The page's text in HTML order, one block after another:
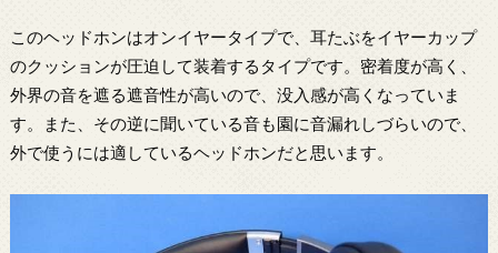
このヘッドホンはオンイヤータイプで、耳たぶをイヤーカップ
のクッションが圧迫して装着するタイプです。密着度が高く、
外界の音を遮る遮音性が高いので、没入感が高くなっていま
す。また、その逆に聞いている音も園に音漏れしづらいので、
外で使うには適しているヘッドホンだと思います。